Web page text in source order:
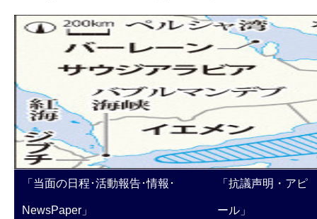
「当面の日程･活動報告･情報･
NewsPaper」
「抗議声明・アピ
ール」